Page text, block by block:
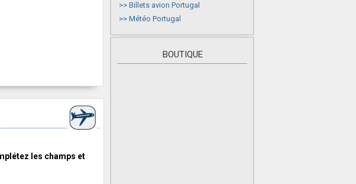
les champs et
>> Billets avion Portugal
>> Météo Portugal
BOUTIQUE